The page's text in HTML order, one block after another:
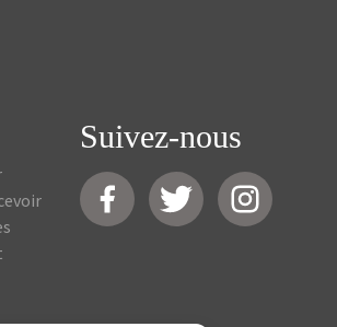
Suivez-nous